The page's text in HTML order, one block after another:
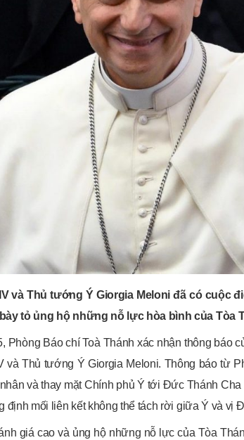
và Thủ tướng Ý Giorgia Meloni đã có cuộc
tỏ ủng hộ những nỗ lực hòa bình của Tòa
Phòng Báo chí Toà Thánh xác nhận thông báo
và Thủ tướng Ý Giorgia Meloni. Thông báo từ
và thay mặt Chính phủ Ý tới Đức Thánh
định mối liên kết không thể tách rời giữa Ý và vị
giá cao và ủng hộ những nỗ lực của Tòa